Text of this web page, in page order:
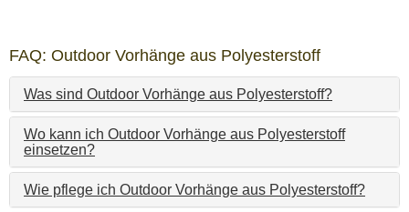
FAQ: Outdoor Vorhänge aus Polyesterstoff
Was sind Outdoor Vorhänge aus Polyesterstoff?
Wo kann ich Outdoor Vorhänge aus Polyesterstoff
einsetzen?
Wie pflege ich Outdoor Vorhänge aus Polyesterstoff?